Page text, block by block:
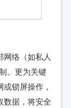
网络（如私人
。更为关键
锁屏操作，
数据，将安全